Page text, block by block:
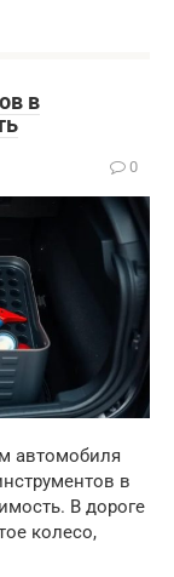
в
0
автомобиля
в
В дороге
колесо,